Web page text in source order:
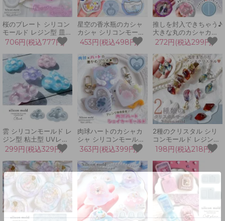
桜のプレート シリコン
モールド レジン型 皿型
さくら サクラ 花 フラ
ワー お皿 小物入れ UV
レジン LEDレジン 手芸
クラフト
706円(税込777円)
星空の香水瓶のカシャ
カシャ シリコンモール
ド シェイカーモールド
シャカシャカ レジン型
小瓶 ファンタジー ボト
ル キーホルダー UVレ
ジン 手芸 クラフト
453円(税込498円)
推しを封入できちゃう♪
大きな丸のカシャカシ
ャ シリコンモールド シ
ェイカーモールド シャ
カシャカ レジン型 大き
い 円形 ラウンド サー
クル 推し活 UVレジン
272円(税込299円)
雲 シリコンモールド レ
ジン型 粘土型 UVレジ
ン LEDレジン 手芸 ク
ラフト 3Dモールド ア
ロマストーン くも 空
299円(税込329円)
肉球ハートのカシャカ
シャ シリコンモールド
シェイカーモールド 猫
犬 アニマル 動物 シャ
カシャカ レジン型 キー
ホルダー UVレジン
LEDレジン 手芸 クラフ
ト
363円(税込399円)
2種のクリスタル シリ
コンモールド レジン型
アクセサリー ヘアアク
セ ピアス ヘアピン 石
宝石 ジュエリー 立体
3d UVレジン LEDレジ
ン 手芸 クラフト
198円(税込218円)